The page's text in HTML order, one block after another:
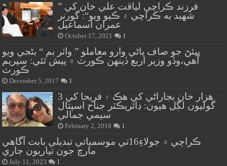
” فرزند ڪراچي لياقت علي خان کي
شهيد به ڪراچي ۾ ڪيو ويو“: گورنر
عمران اسماعيل
October 17, 2021 1
پيئڻ جو صاف پاڻي وارو معاملو ” واٽر بم “ بڻجي ويو
آهي،وڏو وزير اربع ڏينهن ڪورٽ ۾ پيش ٿئي: سپريم
ڪورٽ
December 5, 2017 1
هزار خان بجاراڻي کي هڪ ۽ فريحا کي 3
گوليون لڳل هيون: ڊائريڪٽر جناح اسپتال
سيمي جمالي
February 2, 2018 1
ڪراچي ۾ جولاءِ16تي موسمياتي تبديلي بابت آگاهي
مارچ جون تياريون جاري
July 11, 2023 1